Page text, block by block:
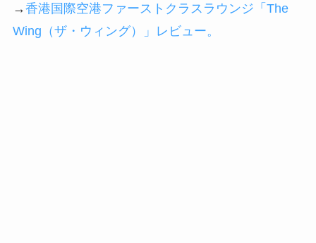
→香港国際空港ファーストクラスラウンジ「The
Wing（ザ・ウィング）」レビュー。